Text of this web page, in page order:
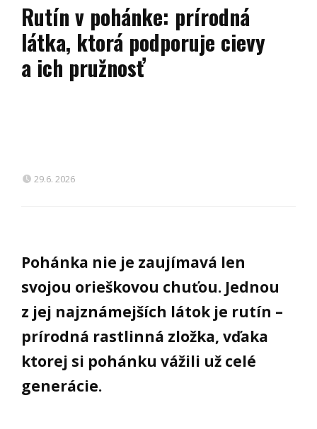
Rutín v pohánke: prírodná
látka, ktorá podporuje cievy
a ich pružnosť
29.6. 2026
Pohánka nie je zaujímavá len
svojou orieškovou chuťou. Jednou
z jej najznámejších látok je rutín –
prírodná rastlinná zložka, vďaka
ktorej si pohánku vážili už celé
generácie.